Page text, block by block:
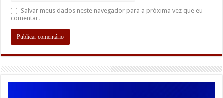
Salvar meus dados neste navegador para a próxima vez que eu
comentar.